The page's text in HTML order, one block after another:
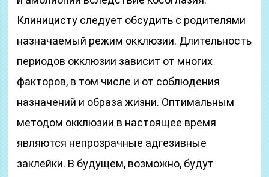
Клиницисту следует обсудить с родителями
назначаемый режим окклюзии. Длительность
периодов окклюзии зависит от многих
факторов, в том числе и от соблюдения
назначений и образа жизни. Оптимальным
методом окклюзии в настоящее время
являются непрозрачные адгезивные
заклейки. В будущем, возможно, будут